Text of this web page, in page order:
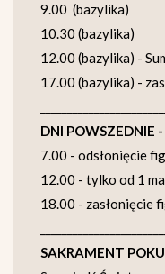
9.00 (bazylika)
10.30 (bazylika)
12.00 (bazylika) -
17.00 (bazylika) -
DNI POWSZEDNIE
7.00 - odsłonięcie
12.00 - tylko od 1
18.00 - zasłonięcie
SAKRAMENT